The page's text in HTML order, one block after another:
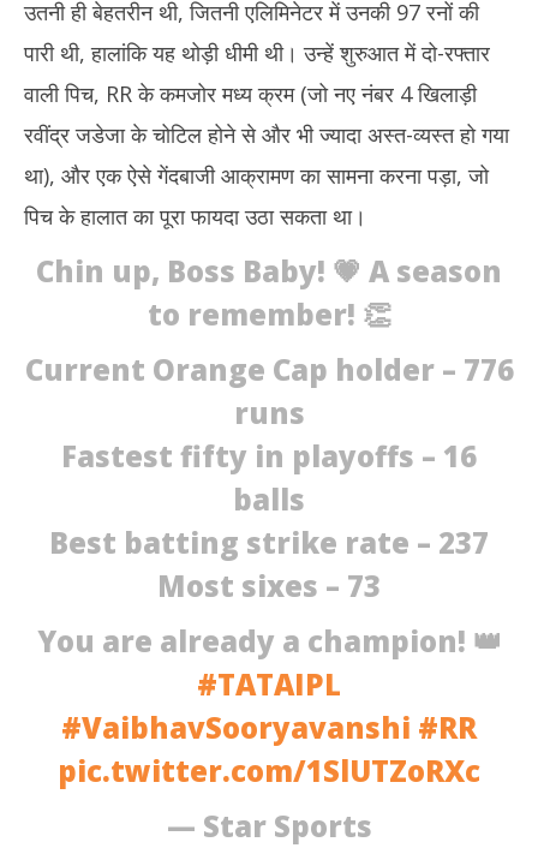
उतनी ही बेहतरीन थी, जितनी एलिमिनेटर में उनकी 97 रनों की
पारी थी, हालांकि यह थोड़ी धीमी थी। उन्हें शुरुआत में दो-रफ्तार
वाली पिच, RR के कमजोर मध्य क्रम (जो नए नंबर 4 खिलाड़ी
रवींद्र जडेजा के चोटिल होने से और भी ज्यादा अस्त-व्यस्त हो गया
था), और एक ऐसे गेंदबाजी आक्रामण का सामना करना पड़ा, जो
पिच के हालात का पूरा फायदा उठा सकता था।
Chin up, Boss Baby! 💗 A season
to remember! 👏
Current Orange Cap holder – 776
runs
Fastest fifty in playoffs – 16
balls
Best batting strike rate – 237
Most sixes – 73
You are already a champion! 👑
#TATAIPL
#VaibhavSooryavanshi #RR
pic.twitter.com/1SlUTZoRXc
— Star Sports